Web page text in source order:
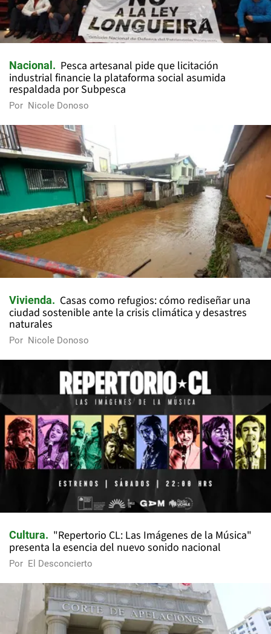
Nacional
Pesca artesanal pide que licitación
industrial financie la plataforma social asumida
respaldada por Subpesca
Por Nicole Donoso
Vivienda
Casas como refugios: cómo rediseñar una
ciudad sostenible ante la crisis climática y desastres
naturales
Por Nicole Donoso
Cultura
"Repertorio CL: Las Imágenes de la Música"
presenta la esencia del nuevo sonido nacional
Por El Desconcierto